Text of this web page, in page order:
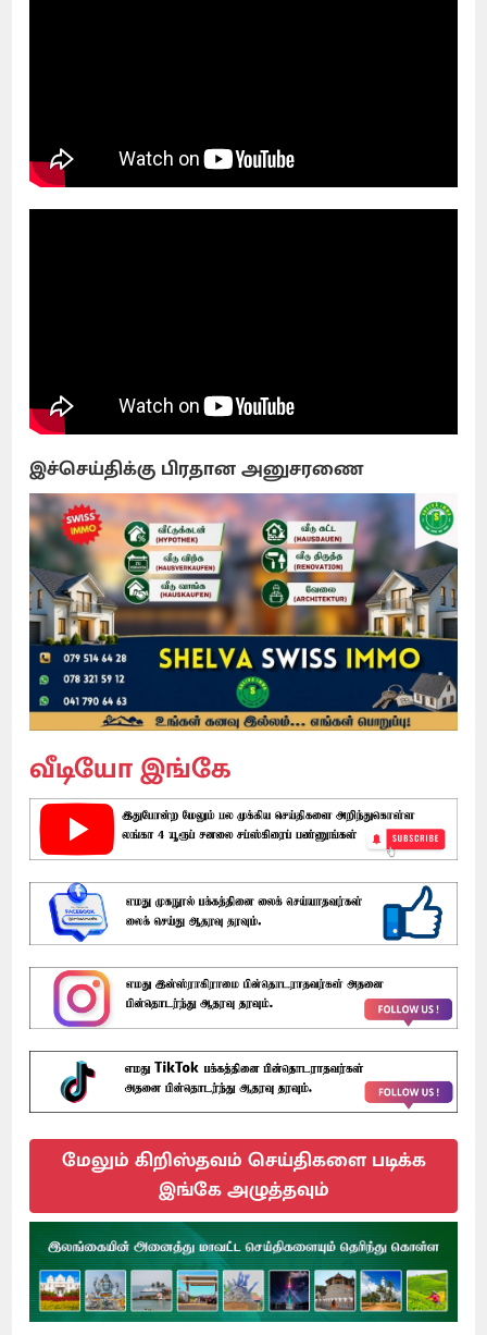
இச்செய்திக்கு பிரதான அனுசரணை
வீடியோ இங்கே
மேலும் கிறிஸ்தவம் செய்திகளை படிக்க
இங்கே அழுத்தவும்